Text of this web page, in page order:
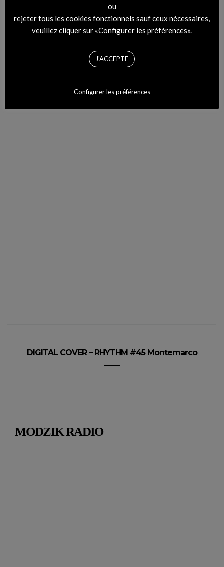
DIGITAL COVER – RHYTHM #45 Montemarco
MODZIK RADIO
ou
rejeter tous les cookies fonctionnels sauf ceux nécessaires,
veuillez cliquer sur «Configurer les préférences».
J'ACCEPTE
Configurer les préférences